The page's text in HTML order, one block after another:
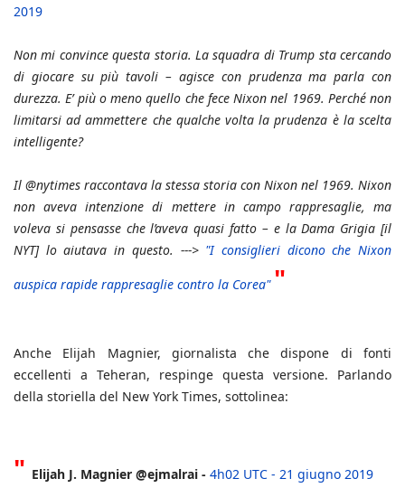
2019
Non mi convince questa storia. La squadra di Trump sta cercando
di giocare su più tavoli – agisce con prudenza ma parla con
durezza. E’ più o meno quello che fece Nixon nel 1969. Perché non
limitarsi ad ammettere che qualche volta la prudenza è la scelta
intelligente?
Il @nytimes raccontava la stessa storia con Nixon nel 1969. Nixon
non aveva intenzione di mettere in campo rappresaglie, ma
voleva si pensasse che l’aveva quasi fatto – e la Dama Grigia [il
NYT] lo aiutava in questo. ---> "I consiglieri dicono che Nixon
auspica rapide rappresaglie contro la Corea" "
Anche Elijah Magnier, giornalista che dispone di fonti
eccellenti a Teheran, respinge questa versione. Parlando
della storiella del New York Times, sottolinea:
" Elijah J. Magnier @ejmalrai - 4h02 UTC - 21 giugno 2019